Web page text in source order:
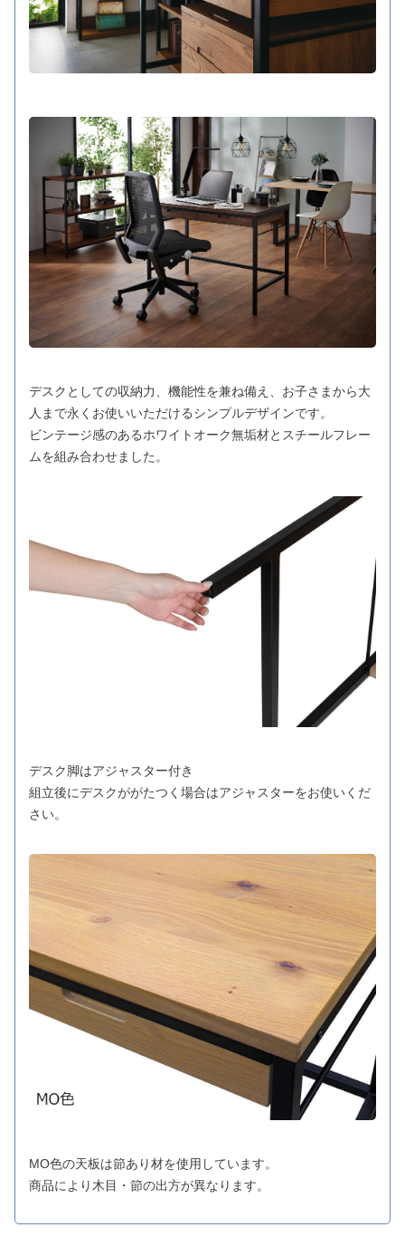
デスクとしての収納力、機能性を兼ね備え、お子さまから大
人まで永くお使いいただけるシンプルデザインです。
ビンテージ感のあるホワイトオーク無垢材とスチールフレー
ムを組み合わせました。
デスク脚はアジャスター付き
組立後にデスクががたつく場合はアジャスターをお使いくだ
さい。
MO色の天板は節あり材を使用しています。
商品により木目・節の出方が異なります。